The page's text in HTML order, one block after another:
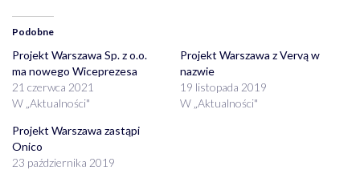
Podobne
Projekt Warszawa Sp. z o.o.
ma nowego Wiceprezesa
21 czerwca 2021
W „Aktualności"
Projekt Warszawa z Vervą w
nazwie
19 listopada 2019
W „Aktualności"
Projekt Warszawa zastąpi
Onico
23 października 2019